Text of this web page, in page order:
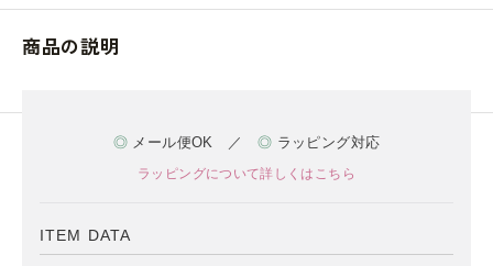
商品の説明
◎メール便OK ／ ◎ ラッピング対応
ラッピングについて詳しくはこちら
ITEM DATA